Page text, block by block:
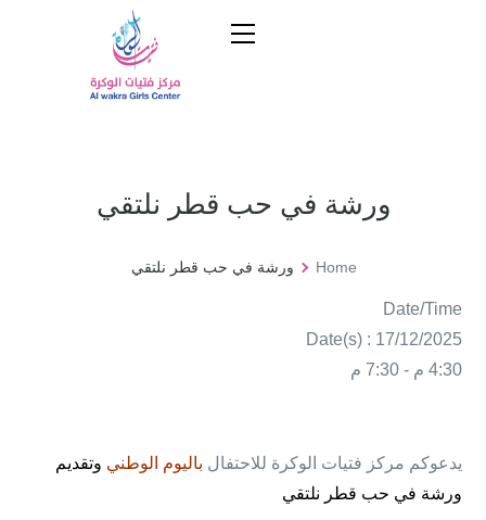
ورشة في حب قطر نلتقي
Home ورشة في حب قطر نلتقي
Date/Time
Date(s) : 17/12/2025
4:30 م - 7:30 م
يدعوكم مركز فتيات الوكرة للاحتفال باليوم الوطني وتقديم
ورشة في حب قطر نلتقي